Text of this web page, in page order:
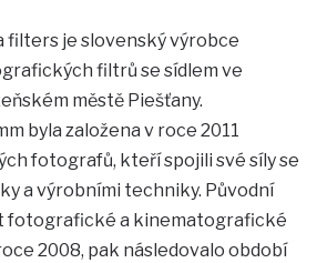
filters je slovenský výrobce
filtrů se sídlem ve
městě Piešťany.
byla založena v roce 2011
fotografů, kteří spojili své síly se
a výrobními techniky. Původní
fotografické a kinematografické
2008, pak následovalo období